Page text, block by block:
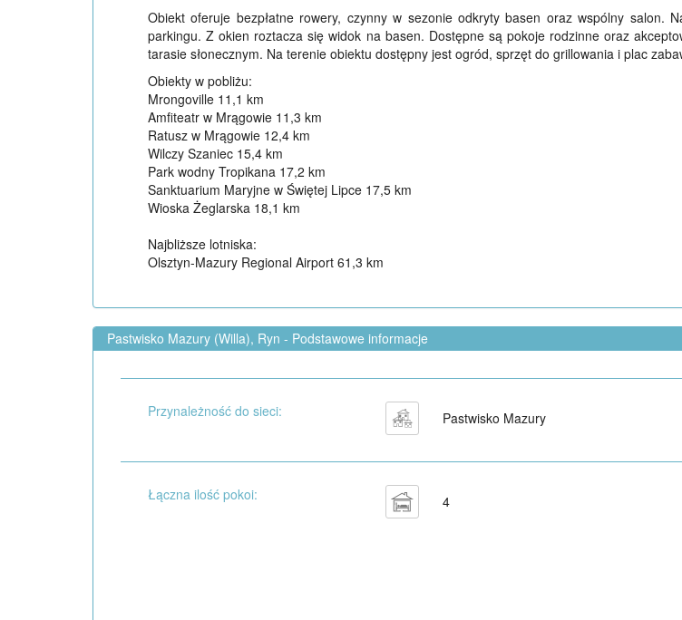
Obiekt oferuje bezpłatne rowery, czynny w sezonie odkryty basen oraz wspólny salon.
parkingu. Z okien roztacza się widok na basen. Dostępne są pokoje rodzinne oraz
tarasie słonecznym. Na terenie obiektu dostępny jest ogród, sprzęt do grillowania i plac
Obiekty w pobliżu:
Mrongoville 11,1 km
Amfiteatr w Mrągowie 11,3 km
Ratusz w Mrągowie 12,4 km
Wilczy Szaniec 15,4 km
Park wodny Tropikana 17,2 km
Sanktuarium Maryjne w Świętej Lipce 17,5 km
Wioska Żeglarska 18,1 km
Najbliższe lotniska:
Olsztyn-Mazury Regional Airport 61,3 km
Pastwisko Mazury (Willa), Ryn - Podstawowe informacje
Przynależność do sieci: Pastwisko Mazury
Łączna ilość pokoi: 4